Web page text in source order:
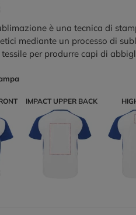
è una tecnica di
mediante un processo di
per produrre capi di
IMPACT UPPER BACK